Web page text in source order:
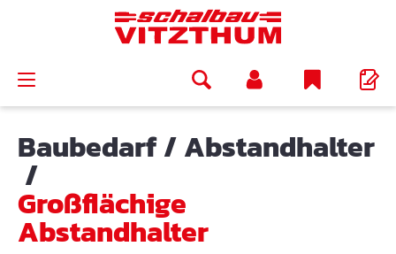
Baubedarf/Abstandhalter
/
Großflächige
Abstandhalter